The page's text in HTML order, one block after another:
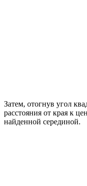
Затем, отогнув угол
расстояния от края к
найденной серединой.